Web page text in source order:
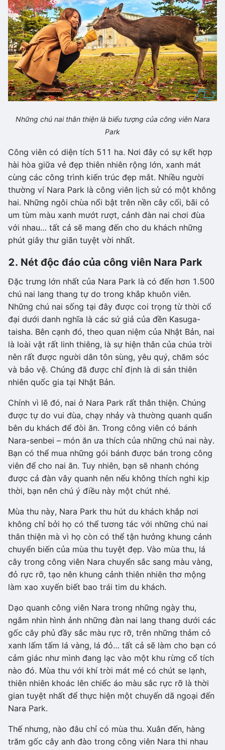
Những chú nai thân thiện là biểu tượng của công viên Nara
Park
Công viên có diện tích 511 ha. Nơi đây có sự kết hợp
hài hòa giữa vẻ đẹp thiên nhiên rộng lớn, xanh mát
cùng các công trình kiến trúc đẹp mắt. Nhiều người
thường ví Nara Park là công viên lịch sử có một không
hai. Những ngôi chùa nổi bật trên nền cây cối, bãi cỏ
um tùm màu xanh mướt rượt, cảnh đàn nai chơi đùa
với nhau… tất cả sẽ mang đến cho du khách những
phút giây thư giãn tuyệt vời nhất.
2. Nét độc đáo của công viên Nara Park
Đặc trưng lớn nhất của Nara Park là có đến hơn 1.500
chú nai lang thang tự do trong khắp khuôn viên.
Những chú nai sống tại đây được coi trọng từ thời cổ
đại dưới danh nghĩa là các sứ giả của đền Kasuga-
taisha. Bên cạnh đó, theo quan niệm của Nhật Bản, nai
là loài vật rất linh thiêng, là sự hiện thân của chúa trời
nên rất được người dân tôn sùng, yêu quý, chăm sóc
và bảo vệ. Chúng đã được chỉ định là di sản thiên
nhiên quốc gia tại Nhật Bản.
Chính vì lẽ đó, nai ở Nara Park rất thân thiện. Chúng
được tự do vui đùa, chạy nhảy và thường quanh quẩn
bên du khách để đòi ăn. Trong công viên có bánh
Nara-senbei – món ăn ưa thích của những chú nai này.
Bạn có thể mua những gói bánh được bán trong công
viên để cho nai ăn. Tuy nhiên, bạn sẽ nhanh chóng
được cả đàn vây quanh nên nếu không thích nghi kịp
thời, bạn nên chú ý điều này một chút nhé.
Mùa thu này, Nara Park thu hút du khách khắp nơi
không chỉ bởi họ có thể tương tác với những chú nai
thân thiện mà vì họ còn có thể tận hưởng khung cảnh
chuyển biến của mùa thu tuyệt đẹp. Vào mùa thu, lá
cây trong công viên Nara chuyển sắc sang màu vàng,
đỏ rực rỡ, tạo nên khung cảnh thiên nhiên thơ mộng
làm xao xuyến biết bao trái tim du khách.
Dạo quanh công viên Nara trong những ngày thu,
ngắm nhìn hình ảnh những đàn nai lang thang dưới các
gốc cây phủ đầy sắc màu rực rỡ, trên những thảm cỏ
xanh lấm tấm lá vàng, lá đỏ… tất cả sẽ làm cho bạn có
cảm giác như mình đang lạc vào một khu rừng cổ tích
nào đó. Mùa thu với khí trời mát mẻ có chút se lạnh,
thiên nhiên khoác lên chiếc áo màu sắc rực rỡ là thời
gian tuyệt nhất để thực hiện một chuyến dã ngoại đến
Nara Park.
Thế nhưng, nào đâu chỉ có mùa thu. Xuân đến, hàng
trăm gốc cây anh đào trong công viên Nara thi nhau